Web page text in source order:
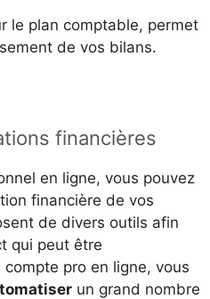
le plan comptable, permet
de vos bilans.
financières
en ligne, vous pouvez
financière de vos
de divers outils afin
qui peut être
pro en ligne, vous
un grand nombre